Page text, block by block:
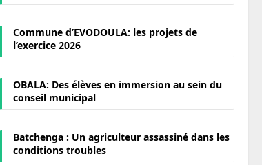
Commune d’EVODOULA: les projets de
l’exercice 2026
OBALA: Des élèves en immersion au sein du
conseil municipal
Batchenga : Un agriculteur assassiné dans les
conditions troubles